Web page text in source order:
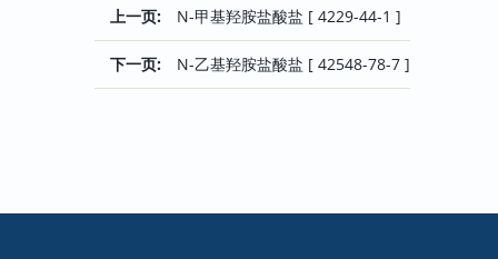
上一页: N-甲基羟胺盐酸盐 [ 4229-44-1 ]
下一页: N-乙基羟胺盐酸盐 [ 42548-78-7 ]